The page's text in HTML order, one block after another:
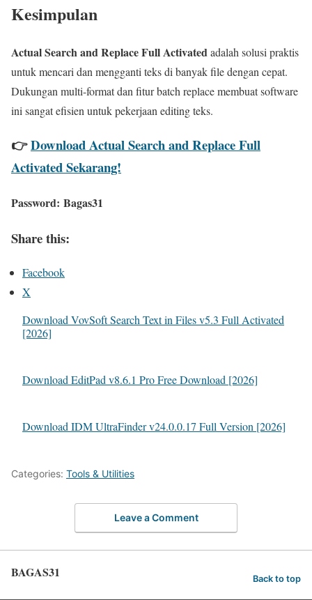
Kesimpulan
Actual Search and Replace Full Activatedadalah solusi praktis
untuk mencari dan mengganti teks di banyak file dengan cepat.
Dukungan multi-format dan fitur batch replace membuat software
ini sangat efisien untuk pekerjaan editing teks.
👉Download Actual Search and Replace Full
Activated Sekarang!
Password: Bagas31
Share this:
Facebook
X
Download VovSoft Search Text in Files v5.3 Full Activated
[2026]
Download EditPad v8.6.1 Pro Free Download [2026]
Download IDM UltraFinder v24.0.0.17 Full Version [2026]
Categories: Tools & Utilities
Leave a Comment
BAGAS31 Back to top